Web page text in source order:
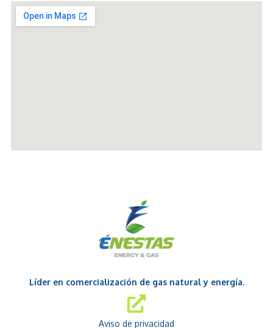
Líder en comercialización de gas natural y energía.
Aviso de privacidad